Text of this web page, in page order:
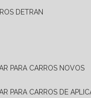
DETRAN
PARA CARROS NOVOS
PARA CARROS DE